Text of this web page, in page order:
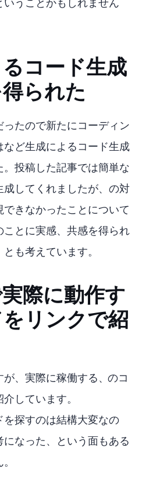
いうことかもしれません
るコード生成
られた
だったので新たにコーディン
など生成AIによるコード生成
。投稿した記事では簡単な
くれましたが、ffmpegのthread対
きなかったことについて
ことに実感、共感を得られ
も考えています。
で実際に動作す
リンクで紹
に稼働するONNX、TensorRTのコ
しています。
を探すのは結構大変なの
になった、という面もある